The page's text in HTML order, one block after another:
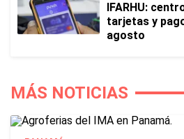
IFARHU:
tarjetas y
agosto
MÁS NOTICIAS